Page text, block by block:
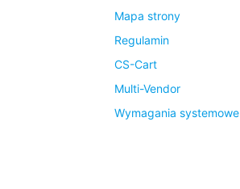
Mapa strony
Regulamin
CS-Cart
Multi-Vendor
Wymagania systemowe